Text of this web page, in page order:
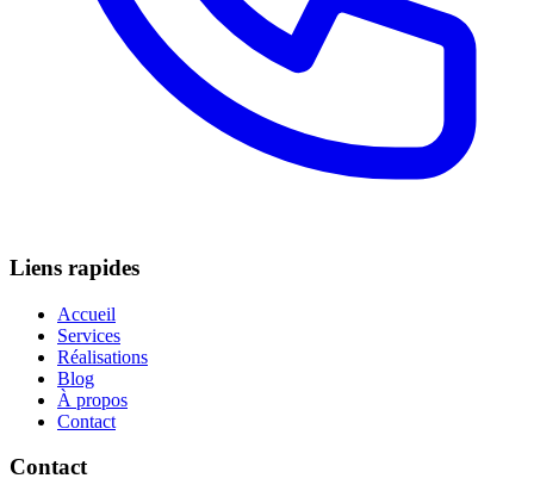
Liens rapides
Accueil
Services
Réalisations
Blog
À propos
Contact
Contact